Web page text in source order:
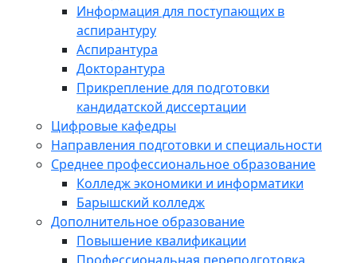
Информация для поступающих в
аспирантуру
Аспирантура
Докторантура
Прикрепление для подготовки
кандидатской диссертации
Цифровые кафедры
Направления подготовки и специальности
Среднее профессиональное образование
Колледж экономики и информатики
Барышский колледж
Дополнительное образование
Повышение квалификации